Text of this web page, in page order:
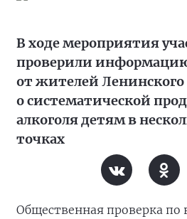
В ходе мероприятия
проверили
от жителей Ленинского
о систематической
алкоголя детям в
точках
Общественная проверка